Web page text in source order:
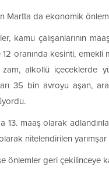
Martta da ekonomik
kamu çalışanlarının
oranında kesinti, emekli
alkollü içeceklerde
35 bin avroyu aşan,
13. maaş olarak
nitelendirilen
önlemler geri çekilinceye